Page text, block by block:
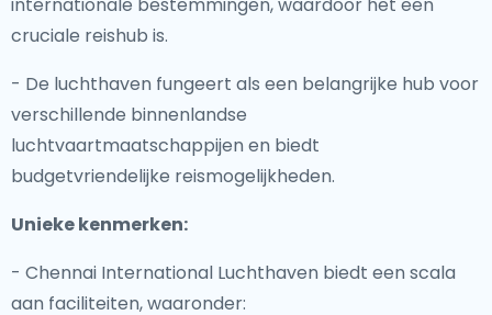
cruciale reishub is.
- De luchthaven fungeert als een belangrijke hub voor
verschillende binnenlandse
luchtvaartmaatschappijen en biedt
budgetvriendelijke reismogelijkheden.
Unieke kenmerken:
- Chennai International Luchthaven biedt een scala
aan faciliteiten, waaronder: